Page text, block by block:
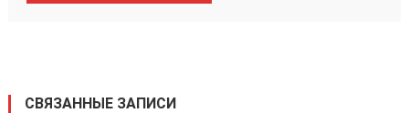
СВЯЗАННЫЕ ЗАПИСИ